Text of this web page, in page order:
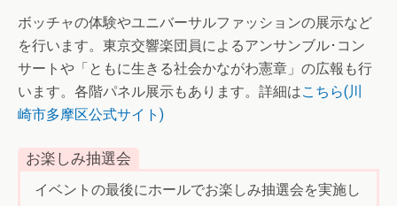
ボッチャの体験やユニバーサルファッションの展示など
を行います。東京交響楽団員によるアンサンブル･コン
サートや「ともに生きる社会かながわ憲章」の広報も行
います。各階パネル展示もあります。詳細はこちら(川
崎市多摩区公式サイト)
お楽しみ抽選会
イベントの最後にホールでお楽しみ抽選会を実施し